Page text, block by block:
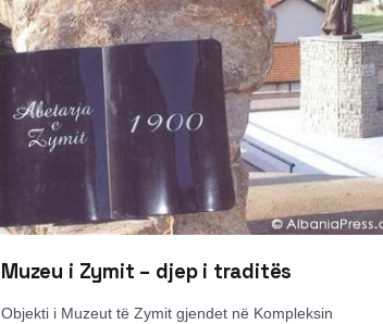
Muzeu i Zymit – djep i traditës
Objekti i Muzeut të Zymit gjendet në Kompleksin